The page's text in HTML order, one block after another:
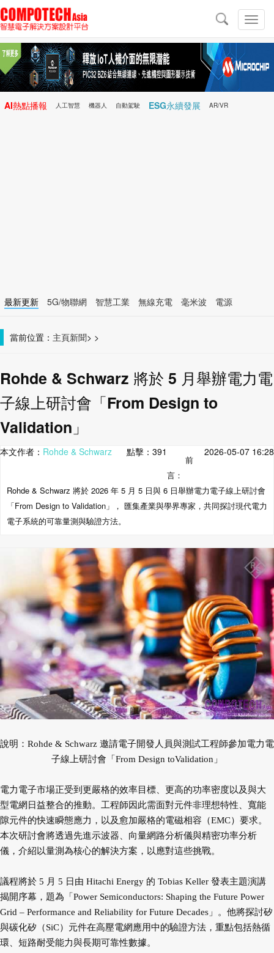
切
換
導
導
航
AI熱點播報 人工智慧 機器人 自動駕駛 ESG永續發展 AR/VR
最新更新 5G/物聯網 智慧工業 無線充電 毫米波
電源
當前位置： 主頁 >
新聞 >
Rohde & Schwarz 將於 5 月舉辦電力電
子線上研討會「From Design to
Validation」
本文作者： Rohde & Schwarz 點擊： 391 2026-05-07 16:28
前
言：
Rohde & Schwarz 將於 2026 年 5 月 5 日與 6 日舉辦電力電子線上研討會
「From Design to Validation」， 匯集產業與學界專家，共同探討現代電力
電子系統的可靠量測與驗證方法。
說明：Rohde & Schwarz 邀請電子開發人員與測試工程師參加電力電
子線上研討會「From Design toValidation」
電力電子市場正受到更嚴格的效率目標、更高的功率密度以及與大
型電網日益整合的推動。工程師因此需面對元件非理想特性、寬能
隙元件的快速瞬態應力，以及愈加嚴格的電磁相容（EMC）要求。
本次研討會將透過先進示波器、向量網路分析儀與精密功率分析
儀，介紹以量測為核心的解決方案，以應對這些挑戰。
議程將於 5 月 5 日由 Hitachi Energy 的 Tobias Keller 發表主題演講
揭開序幕，題為「Power Semiconductors: Shaping the Future Power
Grid – Performance and Reliability for Future Decades」。他將探討矽
與碳化矽（SiC）元件在高壓電網應用中的驗證方法，重點包括熱循
環、短路耐受能力與長期可靠性數據。